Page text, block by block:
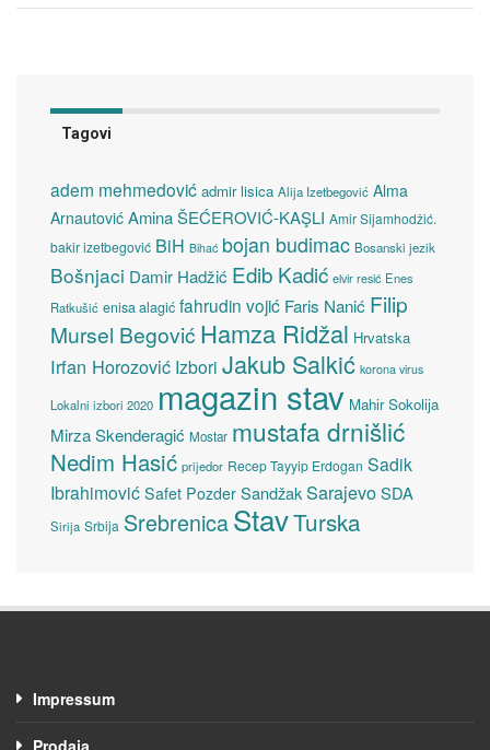
Tagovi
adem mehmedović admir lisica Alija Izetbegović Alma
Arnautović Amina ŠEĆEROVIĆ-KAŞLI Amir Sijamhodžić.
bakir izetbegović BiH Bihać bojan budimac Bosanski jezik
Bošnjaci Damir Hadžić Edib Kadić elvir resić Enes
Ratkušić enisa alagić fahrudin vojić Faris Nanić Filip
Mursel Begović Hamza Ridžal Hrvatska
Irfan Horozović Izbori Jakub Salkić korona virus
Lokalni izbori 2020 magazin stav Mahir Sokolija
Mirza Skenderagić Mostar mustafa drnišlić
Nedim Hasić prijedor Recep Tayyip Erdogan Sadik
Ibrahimović Safet Pozder SandžakSarajevoSDA
Sirija Srbija SrebrenicaStavTurska
Impressum
Prodaja